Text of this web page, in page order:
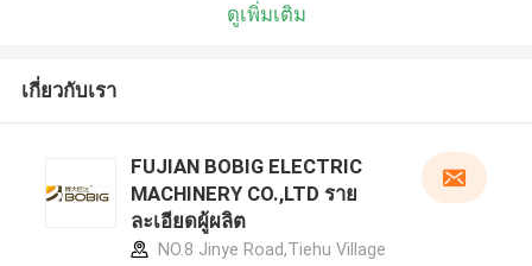
ดูเพิ่มเติม
เกี่ยวกับเรา
FUJIAN BOBIG ELECTRIC
MACHINERY CO.,LTD ราย
ละเอียดผู้ผลิต
NO.8 Jinye Road,Tiehu Village